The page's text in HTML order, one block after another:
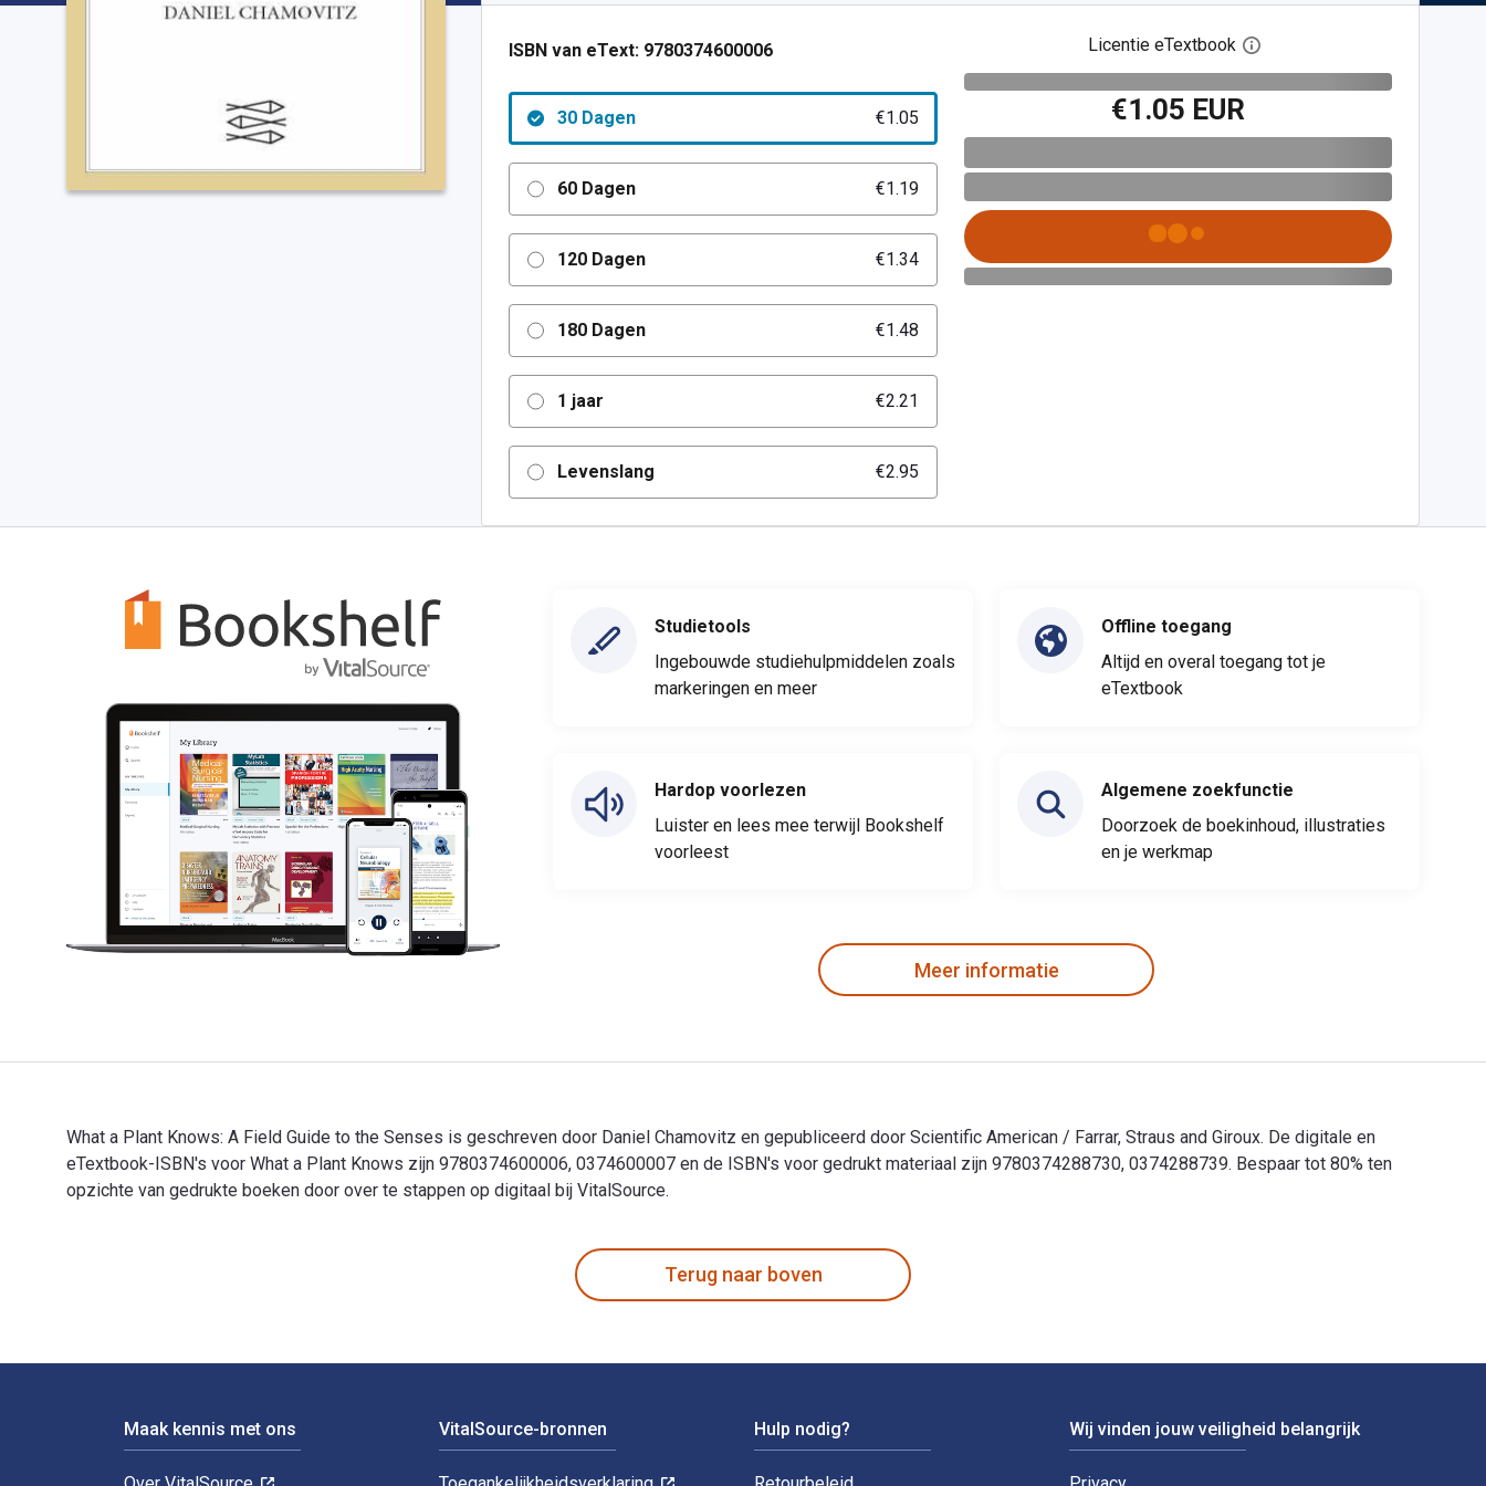
ISBN van eText: 9780374600006
30 Dagen €1.05
60 Dagen €1.19
120 Dagen €1.34
180 Dagen €1.48
1 jaar €2.21
Levenslang €2.95
Licentie eTextbook Open het dialoogvenster
€1.05 EUR
Studietools
Ingebouwde studiehulpmiddelen zoals
markeringen en meer
Hardop voorlezen
Luister en lees mee terwijl Bookshelf
voorleest
Offline toegang
Altijd en overal toegang tot je
eTextbook
Algemene zoekfunctie
Doorzoek de boekinhoud, illustraties
en je werkmap
Meer informatie
What a Plant Knows: A Field Guide to the Senses is geschreven door Daniel Chamovitz en gepubliceerd door Scientific American / Farrar, Straus and Giroux. De digitale en
eTextbook-ISBN's voor What a Plant Knows zijn 9780374600006, 0374600007 en de ISBN's voor gedrukt materiaal zijn 9780374288730, 0374288739. Bespaar tot 80% ten
opzichte van gedrukte boeken door over te stappen op digitaal bij VitalSource.
Terug naar boven
Maak kennis met ons VitalSource-bronnen Hulp nodig? Wij vinden jouw veiligheid belangrijk